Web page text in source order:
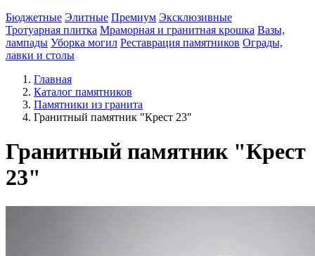
Бюджетные Элитные Премиум Эксклюзивные
Тротуарная плитка Мраморная и гранитная крошка Вазы,
лампады Уборка могил Реставрация памятников Ограды,
лавки и столы
Главная
Каталог памятников
Памятники из гранита
Гранитный памятник "Крест 23"
Гранитный памятник "Крест
23"